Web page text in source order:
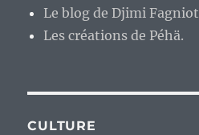
Le blog de Djimi Fagniot
Les créations de Péhä.
CULTURE